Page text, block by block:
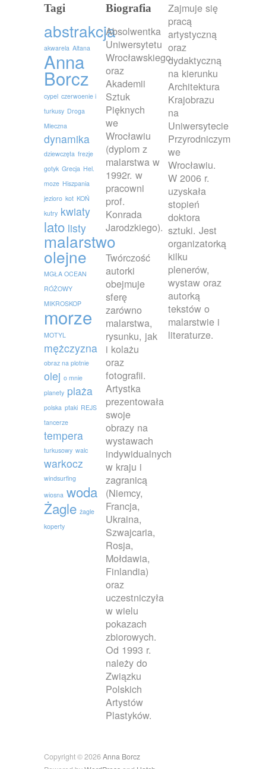
Tagi
abstrakcja
akwarela Altana
Anna
Borcz
cypel czerwoenie i
turkusy Droga
Mleczna
dynamika
dziewczęta frezje
gotyk Grecja Hel.
moze Hiszpania
jezioro kot KOŃ
kutry kwiaty
lato listy
malarstwo
olejne
MGŁA OCEAN
RÓŻOWY
MIKROSKOP
morze
MOTYL
mężczyzna
obraz na plotnie
olej o mnie
planety plaża
polska ptaki REJS
tancerze
tempera
turkusowy walc
warkocz
windsurfing
wiosna woda
Żagle żagle
koperty
Biografia
Absolwentka
Uniwersytetu
Wrocławskiego
oraz
Akademii
Sztuk
Pięknych
we
Wrocławiu
(dyplom z
malarstwa w
1992r. w
pracowni
prof.
Konrada
Jarodzkiego).
Twórczość
autorki
obejmuje
sferę
zarówno
malarstwa,
rysunku, jak
i kolażu
oraz
fotografii.
Artystka
prezentowała
swoje
obrazy na
wystawach
indywidualnych
w kraju i
zagranicą
(Niemcy,
Francja,
Ukraina,
Szwajcaria,
Rosja,
Mołdawia,
Finlandia)
oraz
uczestniczyła
w wielu
pokazach
zbiorowych.
Od 1993 r.
należy do
Związku
Polskich
Artystów
Plastyków.
Zajmuje się
pracą
artystyczną
oraz
dydaktyczną
na kierunku
Architektura
Krajobrazu
na
Uniwersytecie
Przyrodniczym
we
Wrocławiu.
W 2006 r.
uzyskała
stopień
doktora
sztuki. Jest
organizatorką
kilku
plenerów,
wystaw oraz
autorką
tekstów o
malarstwie i
literaturze.
Copyright © 2026 Anna Borcz